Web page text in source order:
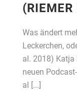
Was ändert
Leckerchen,
al. 2018) Katja
neuen
al [...]